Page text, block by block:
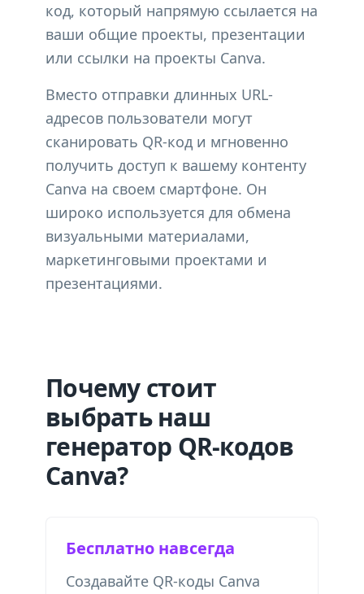
код, который напрямую ссылается на
ваши общие проекты, презентации
или ссылки на проекты Canva.
Вместо отправки длинных URL-
адресов пользователи могут
сканировать QR-код и мгновенно
получить доступ к вашему контенту
Canva на своем смартфоне. Он
широко используется для обмена
визуальными материалами,
маркетинговыми проектами и
презентациями.
Почему стоит
выбрать наш
генератор QR-кодов
Canva?
Бесплатно навсегда
Создавайте QR-коды Canva